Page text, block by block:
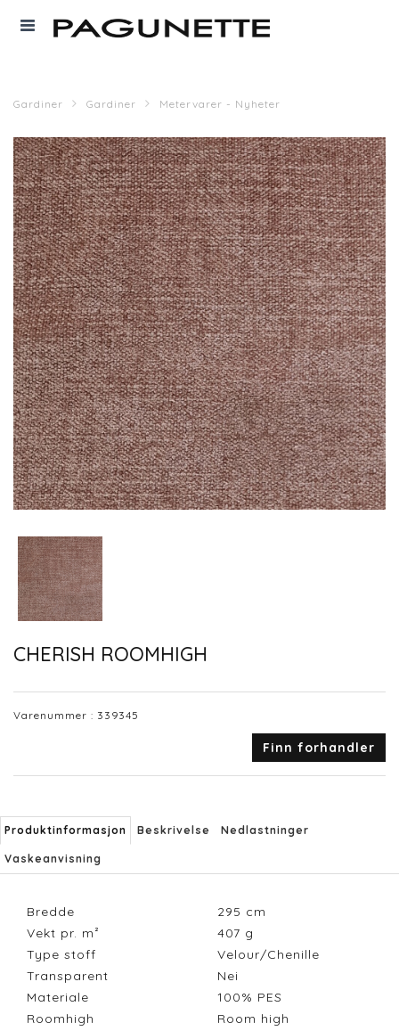
Gardiner Gardiner Metervarer - Nyheter
CHERISH ROOMHIGH
Varenummer : 339345
Finn forhandler
Produktinformasjon Beskrivelse Nedlastninger
Vaskeanvisning
Bredde 295 cm
Vekt pr. m²
407 g
Type stoff
Velour/Chenille
Transparent
Nei
Materiale
100% PES
Roomhigh
Room high